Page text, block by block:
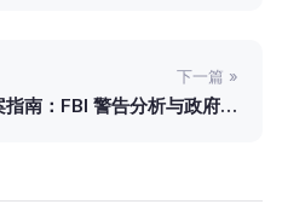
下一篇 »
南：FBI 警告分析与政府政